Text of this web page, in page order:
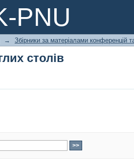
PNU
столів
→ Збірники за матеріалами конференцій
столів